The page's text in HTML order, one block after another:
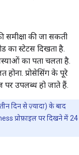
समीक्षा की जा सकती
का स्टेटस दिखता है.
का पता चलता है.
होना. प्रोसेसिंग के पूरे
उपलब्ध हो जाते हैं.
दिन से ज़्यादा) के बाद
प्रोफ़ाइल पर दिखने में 24